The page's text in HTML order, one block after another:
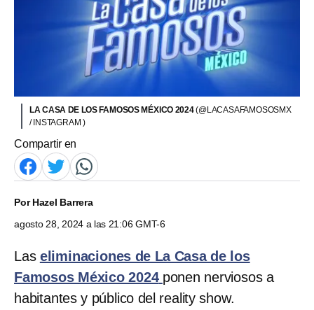
LA CASA DE LOS FAMOSOS MÉXICO 2024(@LACASAFAMOSOSMX
/ INSTAGRAM )
Compartir en
PorHazel Barrera
agosto 28, 2024 a las 21:06 GMT-6
Las eliminaciones de La Casa de los
Famosos México 2024 ponen nerviosos a
habitantes y público del reality show.